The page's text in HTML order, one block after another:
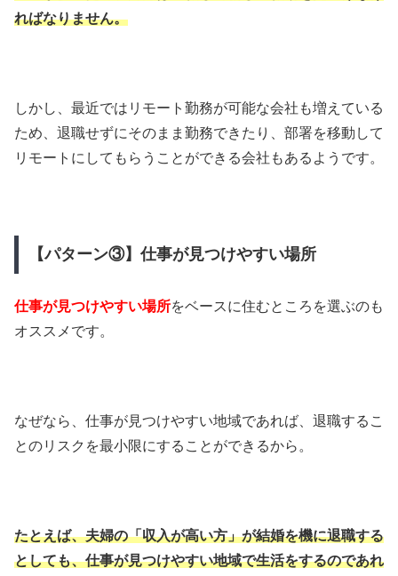
ればなりません。
しかし、最近ではリモート勤務が可能な会社も増えている
ため、退職せずにそのまま勤務できたり、部署を移動して
リモートにしてもらうことができる会社もあるようです。
【パターン③】仕事が見つけやすい場所
仕事が見つけやすい場所をベースに住むところを選ぶのも
オススメです。
なぜなら、仕事が見つけやすい地域であれば、退職するこ
とのリスクを最小限にすることができるから。
たとえば、夫婦の「収入が高い方」が結婚を機に退職する
としても、仕事が見つけやすい地域で生活をするのであれ